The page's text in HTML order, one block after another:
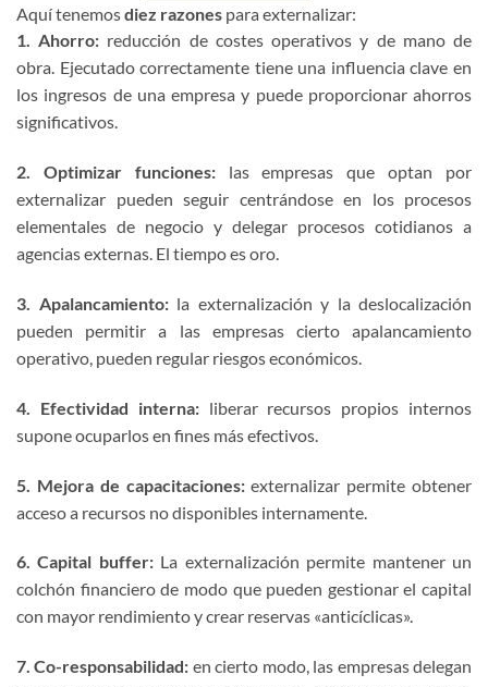
Aquí tenemosdiez razones para externalizar:
1. Ahorro: reducción de costes operativos y de mano de
obra. Ejecutado correctamente tiene una influencia clave en
los ingresos de una empresa y puede proporcionar ahorros
significativos.
2. Optimizar funciones:las empresas que optan por
externalizar pueden seguir centrándose en los procesos
elementales de negocio y delegar procesos cotidianos a
agencias externas. El tiempo es oro.
3. Apalancamiento:la externalización y la deslocalización
pueden permitir a las empresas cierto apalancamiento
operativo, pueden regular riesgos económicos.
4. Efectividad interna:liberar recursos propios internos
supone ocuparlos en fines más efectivos.
5. Mejora de capacitaciones:externalizar permite obtener
acceso a recursos no disponibles internamente.
6. Capital buffer: La externalización permite mantener un
colchón financiero de modo que pueden gestionar el capital
con mayor rendimiento y crear reservas «anticíclicas».
7. Co-responsabilidad: en cierto modo, las empresas delegan